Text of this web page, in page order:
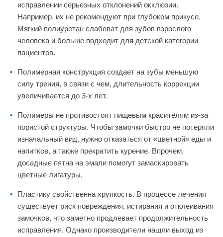
исправлении серьезных отклонений окклюзии.
Например, их не рекомендуют при глубоком прикусе.
Мягкий полиуретан слабоват для зубов взрослого
человека и больше подходит для детской категории
пациентов.
Полимерная конструкция создает на зубы меньшую
силу трения, в связи с чем, длительность коррекции
увеличивается до 3-х лет.
Полимеры не противостоят пищевым красителям из-за
пористой структуры. Чтобы замочки быстро не потеряли
изначальный вид, нужно отказаться от «цветной» еды и
напитков, а также прекратить курение. Впрочем,
досадные пятна на эмали помогут замаскировать
цветные лигатуры.
Пластику свойственна хрупкость. В процессе лечения
существует риск повреждения, истирания и отклеивания
замочков, что заметно продлевает продолжительность
исправления. Однако производители нашли выход из